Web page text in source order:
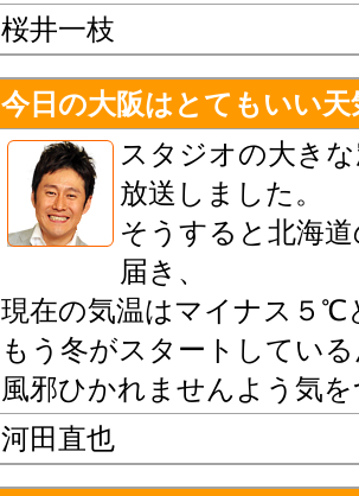
桜井一枝
今日の大阪はとてもいい天
スタジオの大き
放送しました。
そうすると北海
届き、
現在の気温はマイナス５℃
もう冬がスタートしてい
風邪ひかれませんよう気
河田直也